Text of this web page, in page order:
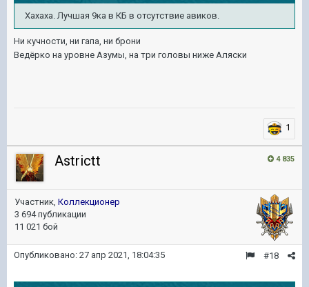
Хахаха. Лучшая 9ка в КБ в отсутствие авиков.
Ни кучности, ни гапа, ни брони
Ведёрко на уровне Азумы, на три головы ниже Аляски
1
4 835
Astrictt
Участник, Коллекционер
3 694 публикации
11 021 бой
#18
Опубликовано: 27 апр 2021, 18:04:35